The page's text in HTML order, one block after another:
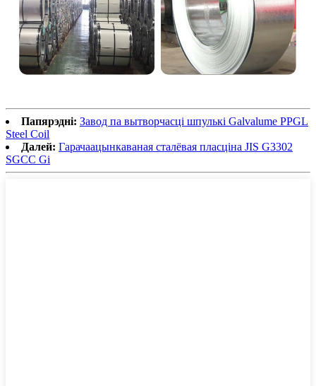
Папярэдні: Завод па вытворчасці шпулькі Galvalume PPGL
Steel Coil
Далей: Гарачаацынкаваная сталёвая пласціна JIS G3302
SGCC Gi